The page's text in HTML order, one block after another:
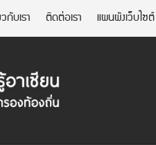
กับเรา ติดต่อเรา แผนผังเว็บไซต์